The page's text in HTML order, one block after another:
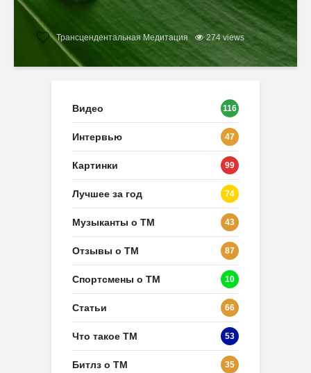
Трансцендентальная Медитация 274 views
Видео 116
Интервью 47
Картинки 99
Лучшее за год 74
Музыканты о ТМ 43
Отзывы о ТМ 87
Спортсмены о ТМ 10
Статьи 66
Что такое ТМ 53
Битлз о ТМ 35